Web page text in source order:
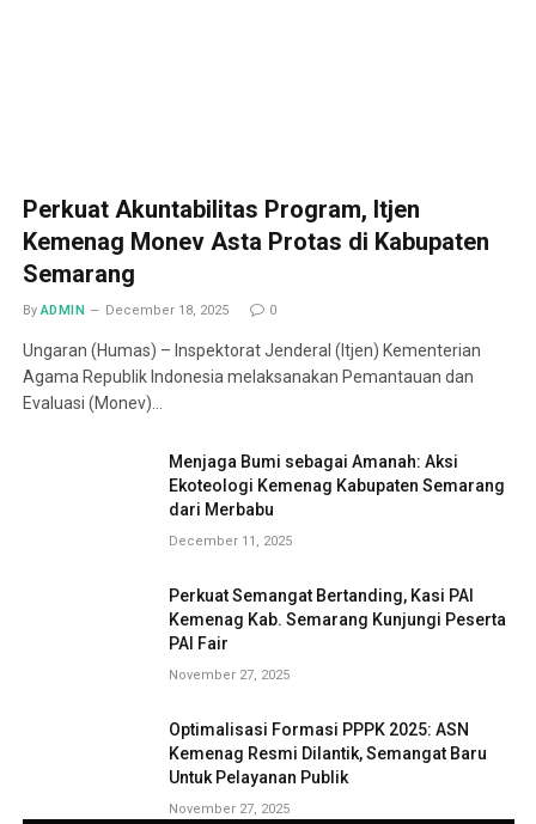
Perkuat Akuntabilitas Program, Itjen
Kemenag Monev Asta Protas di Kabupaten
Semarang
By ADMIN December 18, 2025 0
Ungaran (Humas) – Inspektorat Jenderal (Itjen) Kementerian
Agama Republik Indonesia melaksanakan Pemantauan dan
Evaluasi (Monev)…
Menjaga Bumi sebagai Amanah: Aksi
Ekoteologi Kemenag Kabupaten Semarang
dari Merbabu
December 11, 2025
Perkuat Semangat Bertanding, Kasi PAI
Kemenag Kab. Semarang Kunjungi Peserta
PAI Fair
November 27, 2025
Optimalisasi Formasi PPPK 2025: ASN
Kemenag Resmi Dilantik, Semangat Baru
Untuk Pelayanan Publik
November 27, 2025